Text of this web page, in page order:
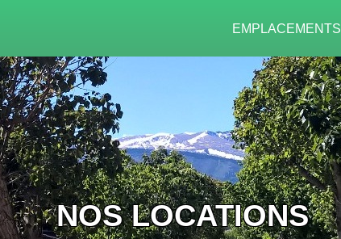
EMPLACEMENTS
NOS LOCATIONS